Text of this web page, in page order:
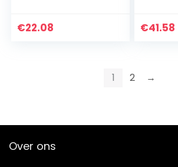
ACEA A3/B3; MB
€22.08 €41.58
1 2 →
Over ons